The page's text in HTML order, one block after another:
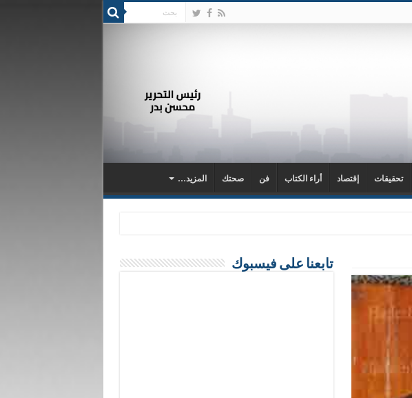
تحقيقات إقتصاد أراء الكتاب فن صحتك المزيد…
تابعنا على فيسبوك